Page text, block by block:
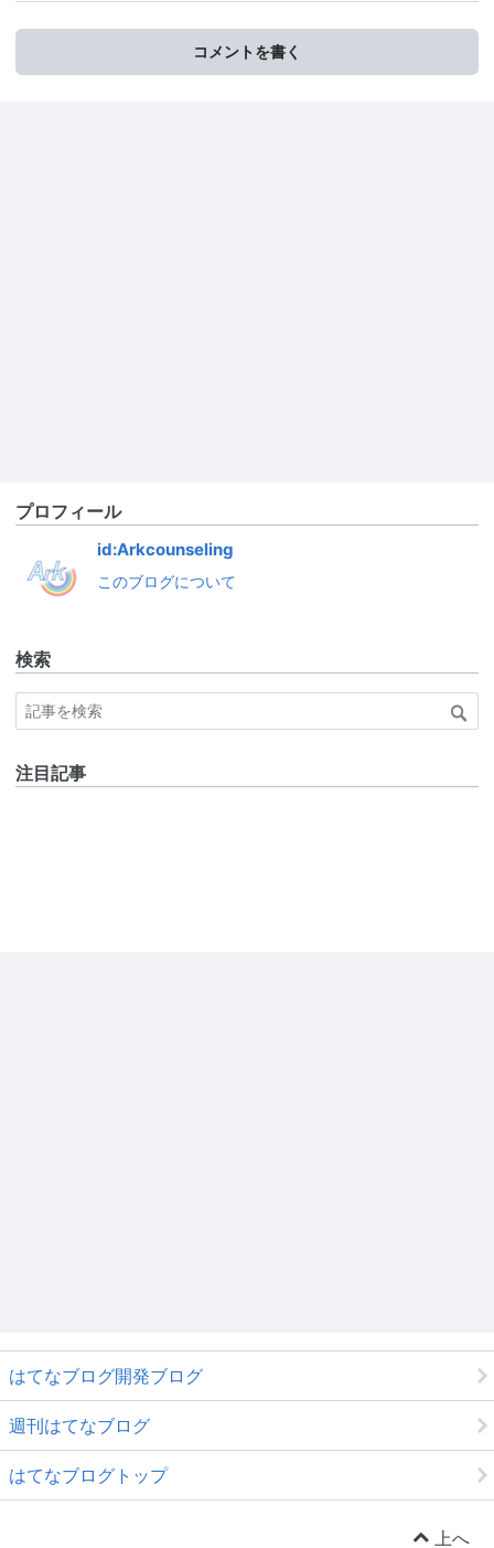
コメントを書く
プロフィール
id:Arkcounseling
このブログについて
検索
注目記事
はてなブログ開発ブログ
週刊はてなブログ
はてなブログトップ
上へ